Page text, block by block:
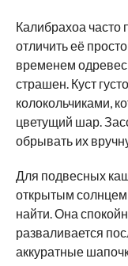
Калибрахоа часто
отличить её
временем
страшен. Куст
колокольчиками,
цветущий шар.
обрывать их
Для подвесных
открытым
найти. Она
разваливается
аккуратные